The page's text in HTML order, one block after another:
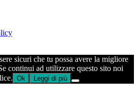
sicuri che tu possa avere la migliore
continui ad utilizzare questo sito noi
Ok Leggi di più